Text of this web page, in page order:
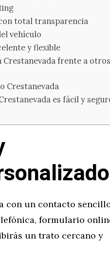
total transparencia
vehículo
y flexible
frente a otros
Crestanevada
es fácil y
con un contacto
formulario
un trato cercano y